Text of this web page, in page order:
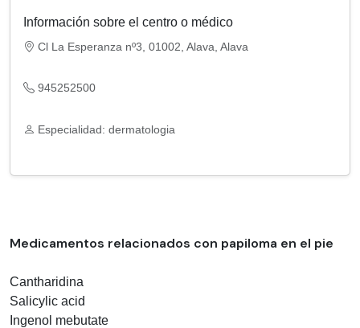
Información sobre el centro o médico
Cl La Esperanza nº3, 01002, Alava, Alava
945252500
Especialidad: dermatologia
Medicamentos relacionados con papiloma en el pie
Cantharidina
Salicylic acid
Ingenol mebutate